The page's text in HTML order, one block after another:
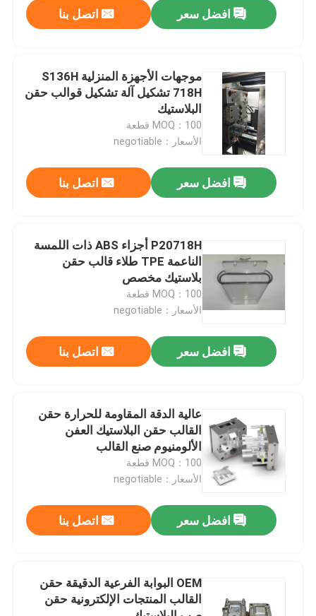
أشرطة فيديو
حول بنا
ضبط الجودة
طلب اقتباس
أجزاء مصبوبة بالحقن
صب حقن الدقة
افضل سعر اتصل بنا
موجهات الأجهزة المنزلية S136H
718H تشكيل آلة تشكيل قوالب حقن
البلاستيك
MOQ：100 قطعة
الأسعار：negotiable
افضل سعر اتصل بنا
P20718H أجزاء ABS ذات اللمسة
الناعمة TPE طلاء قالب حقن
بلاستيك مخصص
MOQ：100 قطعة
الأسعار：negotiable
افضل سعر اتصل بنا
عالية الدقة المقاومة للحرارة حقن
القالب حقن البلاستيك العفن
الألومنيوم صنع القالب
MOQ：100 قطعة
الأسعار：negotiable
افضل سعر اتصل بنا
OEM البوابة الفرعية الدقيقة حقن
القالب المنتجات الإلكترونية حقن